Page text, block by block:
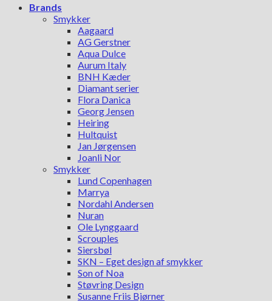
Brands
Smykker
Aagaard
AG Gerstner
Aqua Dulce
Aurum Italy
BNH Kæder
Diamant serier
Flora Danica
Georg Jensen
Heiring
Hultquist
Jan Jørgensen
Joanli Nor
Smykker
Lund Copenhagen
Marrya
Nordahl Andersen
Nuran
Ole Lynggaard
Scrouples
Siersbøl
SKN – Eget design af smykker
Son of Noa
Støvring Design
Susanne Friis Bjørner